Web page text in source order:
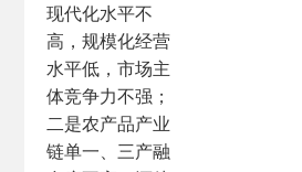
现代化水平不
高，规模化经营
水平低，市场主
体竞争力不强；
二是农产品产业
链单一、三产融